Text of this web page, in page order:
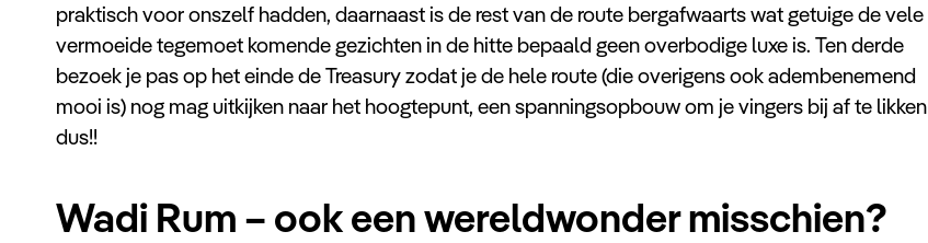
praktisch voor onszelf hadden, daarnaast is de rest van de route bergafwaarts wat getuige de vele
vermoeide tegemoet komende gezichten in de hitte bepaald geen overbodige luxe is. Ten derde
bezoek je pas op het einde de Treasury zodat je de hele route (die overigens ook adembenemend
mooi is) nog mag uitkijken naar het hoogtepunt, een spanningsopbouw om je vingers bij af te likken
dus!!
Wadi Rum – ook een wereldwonder misschien?